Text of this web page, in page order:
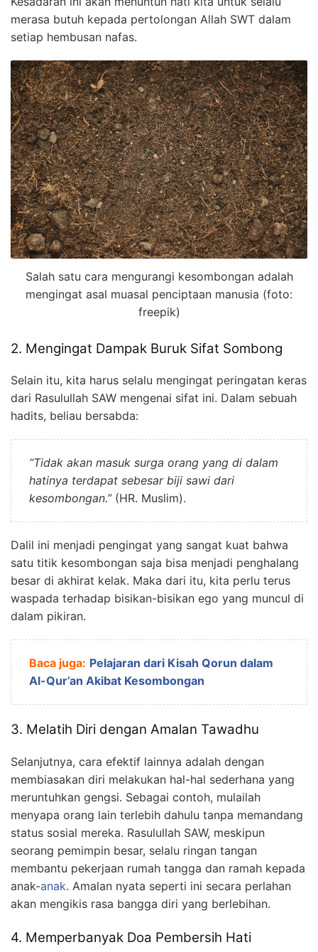
merasa butuh kepada pertolongan Allah SWT dalam
setiap hembusan nafas.
Salah satu cara mengurangi kesombongan adalah
mengingat asal muasal penciptaan manusia (foto:
freepik)
2. Mengingat Dampak Buruk Sifat Sombong
Selain itu, kita harus selalu mengingat peringatan keras
dari Rasulullah SAW mengenai sifat ini. Dalam sebuah
hadits, beliau bersabda:
“Tidak akan masuk surga orang yang di dalam
hatinya terdapat sebesar biji sawi dari
kesombongan.”(HR. Muslim).
Dalil ini menjadi pengingat yang sangat kuat bahwa
satu titik kesombongan saja bisa menjadi penghalang
besar di akhirat kelak. Maka dari itu, kita perlu terus
waspada terhadap bisikan-bisikan ego yang muncul di
dalam pikiran.
Baca juga: Pelajaran dari Kisah Qorun dalam
Al-Qur’an Akibat Kesombongan
3. Melatih Diri dengan Amalan Tawadhu
Selanjutnya, cara efektif lainnya adalah dengan
membiasakan diri melakukan hal-hal sederhana yang
meruntuhkan gengsi. Sebagai contoh, mulailah
menyapa orang lain terlebih dahulu tanpa memandang
status sosial mereka. Rasulullah SAW, meskipun
seorang pemimpin besar, selalu ringan tangan
membantu pekerjaan rumah tangga dan ramah kepada
anak-anak. Amalan nyata seperti ini secara perlahan
akan mengikis rasa bangga diri yang berlebihan.
4. Memperbanyak Doa Pembersih Hati